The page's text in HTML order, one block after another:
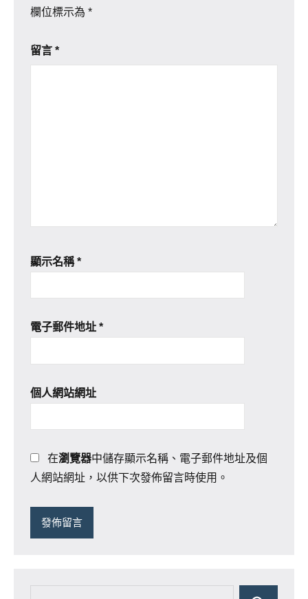
欄位標示為 *
留言 *
顯示名稱*
電子郵件地址 *
個人網站網址
在瀏覽器中儲存顯示名稱、電子郵件地址及個
人網站網址，以供下次發佈留言時使用。